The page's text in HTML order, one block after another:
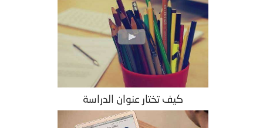
كيف تختار عنوان الدراسة